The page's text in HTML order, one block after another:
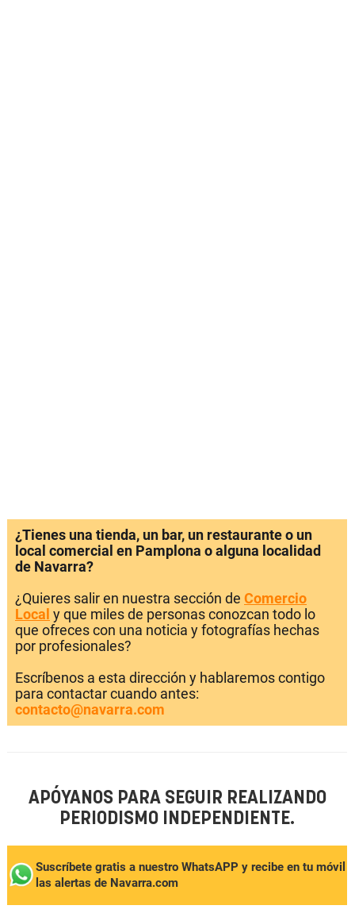
¿Tienes una tienda, un bar, un restaurante o un
local comercial en Pamplona o alguna localidad
de Navarra?
¿Quieres salir en nuestra sección de Comercio
Local y que miles de personas conozcan todo lo
que ofreces con una noticia y fotografías hechas
por profesionales?
Escríbenos a esta dirección y hablaremos contigo
para contactar cuando antes:
contacto@navarra.com
APÓYANOS PARA SEGUIR REALIZANDO
PERIODISMO INDEPENDIENTE.
Suscríbete gratis a nuestro WhatsAPP y recibe en tu móvil
las alertas de Navarra.com